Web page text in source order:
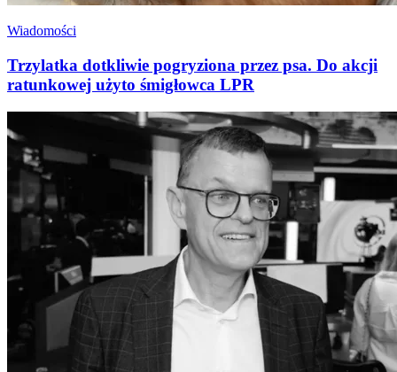
Wiadomości
Trzylatka dotkliwie pogryziona przez psa. Do akcji
ratunkowej użyto śmigłowca LPR